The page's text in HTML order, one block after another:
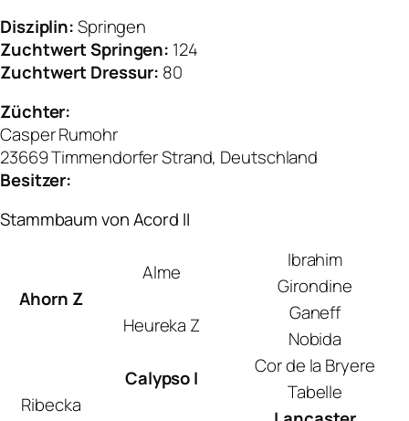
Disziplin:Springen
Zuchtwert Springen: 124
Zuchtwert Dressur: 80
Züchter:
Casper Rumohr
23669 Timmendorfer Strand, Deutschland
Besitzer:
Stammbaum von Acord II
Ahorn Z
Alme
Ibrahim
Girondine
Heureka Z
Ganeff
Nobida
Ribecka
Calypso I
Cor de la Bryere
Tabelle